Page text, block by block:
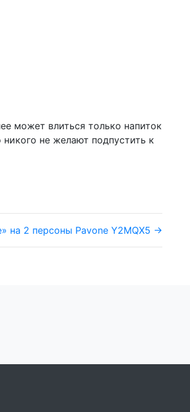
может влиться только напиток
не желают подпустить к
на 2 персоны Pavone Y2MQX5 →